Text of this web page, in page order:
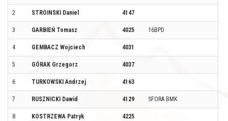
2 STROINSKI Daniel 4147
3 GARBIEŃ Tomasz 4025 16BPD
4 GEMBACZ Wojciech 4031
5 GÓRAK Grzegorz 4037
6 TURKOWSKI Andrzej 4163
7 RUSZNICKI Dawid 4129 SFORA BMK
8 KOSTRZEWA Patryk 4225